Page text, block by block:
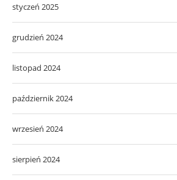
styczeń 2025
grudzień 2024
listopad 2024
październik 2024
wrzesień 2024
sierpień 2024